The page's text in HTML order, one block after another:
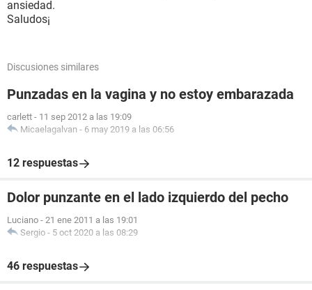
ansiedad.
Saludos¡
Discusiones similares
Punzadas en la vagina y no estoy embarazada
carlett - 11 sep 2012 a las 19:09
Micaelagalvan - 6 may 2019 a las 06:56
12 respuestas
Dolor punzante en el lado izquierdo del pecho
Luciano - 21 ene 2011 a las 19:01
Sergio - 5 oct 2020 a las 08:29
46 respuestas